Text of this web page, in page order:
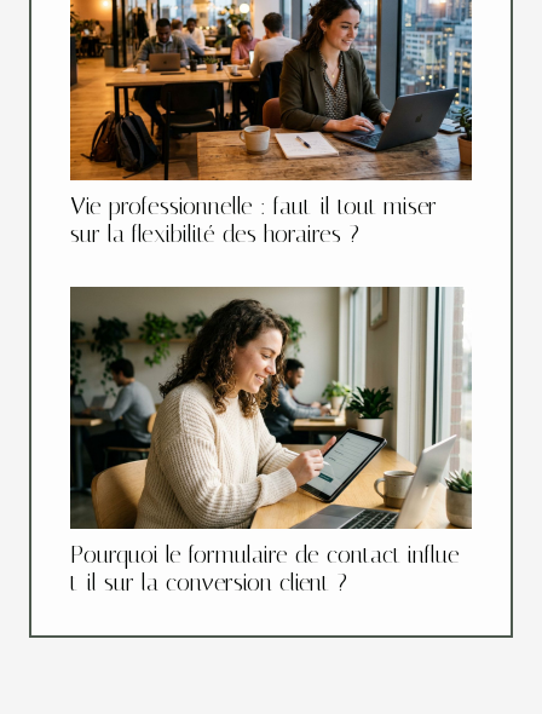
Vie professionnelle : faut-il tout miser
sur la flexibilité des horaires ?
Pourquoi le formulaire de contact influe-
t-il sur la conversion client ?